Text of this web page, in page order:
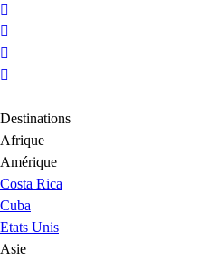
Destinations
Afrique
Amérique
Costa Rica
Cuba
Etats Unis
Asie